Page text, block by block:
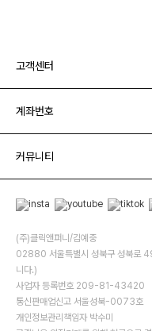
고객센터
계좌번호
커뮤니티
(주)클릭앤퍼니/김예중
02880 서울특별시 성북구 성북로
니다.)
사업자 등록번호 209-81-43420
통신판매업신고 서울성북-0073호
개인정보관리책임자 박수미